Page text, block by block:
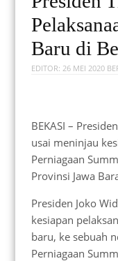
to
content
Baru di
EDITOR: 26 MEI 2020
BEKASI –
usai meninjau
Perniagaan
Provinsi Jawa
Presiden Joko
kesiapan
baru, ke sebuah
Perniagaan